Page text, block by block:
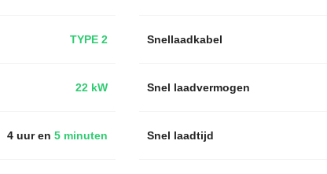
TYPE 2
22 kW
4 uur en 5 minuten
Snellaadkabel
Snel laadvermogen
Snel laadtijd